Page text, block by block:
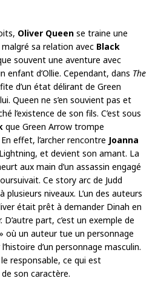
Oliver Queen se traine une
sa relation avec Black
souvent une aventure avec
enfant d’Ollie. Cependant, dans The
d’un état délirant de Green
Queen ne s’en souvient pas et
l’existence de son fils. C’est sous
que Green Arrow trompe
effet, l’archer rencontre Joanna
et devient son amant. La
aux main d’un assassin engagé
Ce story arc de Judd
plusieurs niveaux. L’un des auteurs
était prêt à demander Dinah en
D’autre part, c’est un exemple de
où un auteur tue un personnage
d’un personnage masculin.
responsable, ce qui est
son caractère.